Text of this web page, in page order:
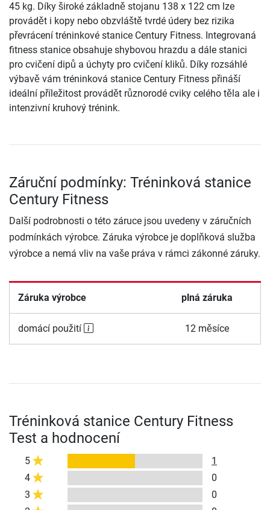
45 kg. Díky široké základně stojanu 138 x 122 cm lze
provádět i kopy nebo obzvláště tvrdé údery bez rizika
převrácení tréninkové stanice Century Fitness. Integrovaná
fitness stanice obsahuje shybovou hrazdu a dále stanici
pro cvičení dipů a úchyty pro cvičení kliků. Díky rozsáhlé
výbavě vám tréninková stanice Century Fitness přináší
ideální příležitost provádět různorodé cviky celého těla ale i
intenzivní kruhový trénink.
Záruční podmínky: Tréninková stanice
Century Fitness
Další podrobnosti o této záruce jsou uvedeny v záručních
podmínkách výrobce. Záruka výrobce je doplňková služba
výrobce a nemá vliv na vaše práva v rámci zákonné záruky.
Záruka výrobce plná záruka
domácí použití 12 měsíce
Tréninková stanice Century Fitness
Test a hodnocení
5
1
4
0
3
0